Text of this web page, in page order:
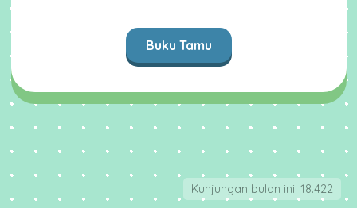
Buku Tamu
Kunjungan bulan ini: 18.422